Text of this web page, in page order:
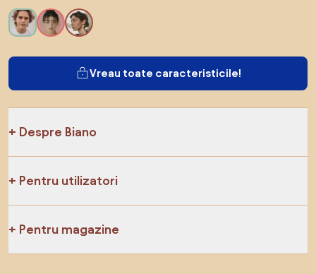
Vreau toate caracteristicile!
Despre Biano
Pentru utilizatori
Pentru magazine